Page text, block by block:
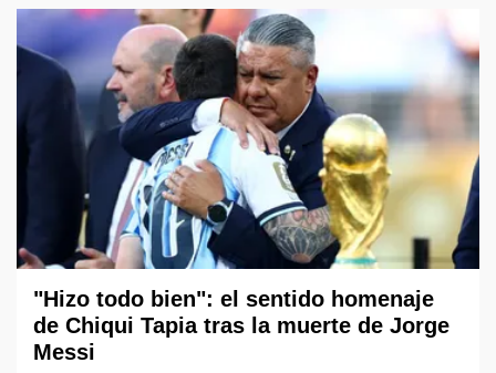
"Hizo todo bien": el sentido homenaje
de Chiqui Tapia tras la muerte de Jorge
Messi